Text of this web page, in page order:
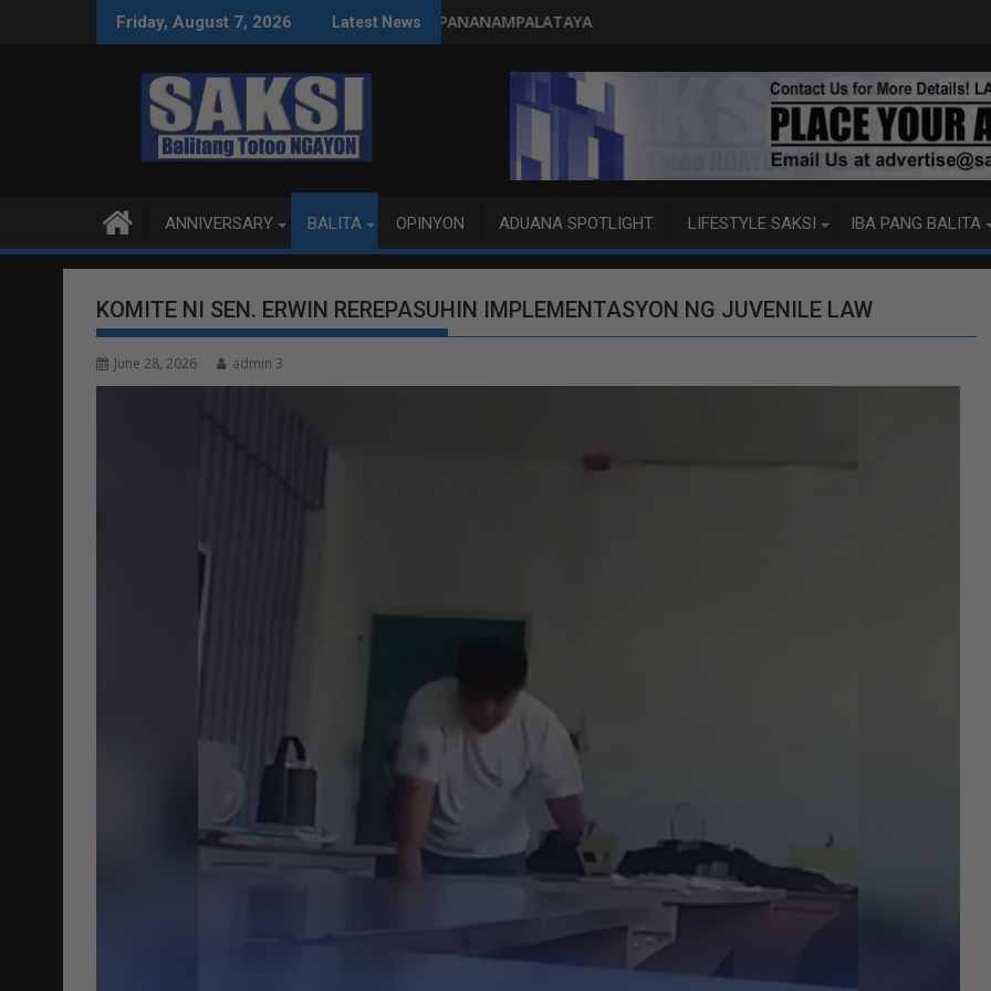
Friday, August 7, 2026 Latest News
paggastos susi sa pag-unladPANANAMPALATAYA
ANNIVERSARY BALITA OPINYON ADUANA SPOTLIGHT LIFESTYLE SAKSI IBA PANG BALITA
KOMITE NI SEN. ERWIN REREPASUHIN IMPLEMENTASYON NG JUVENILE LAW
June 28, 2026 admin 3